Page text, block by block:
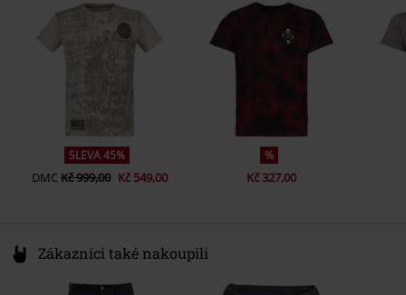
SLEVA 45%
DMCKč 999,00 Kč 549,00
%
Kč 327,00
Zákazníci také nakoupili